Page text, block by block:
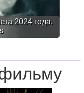
2024 года.